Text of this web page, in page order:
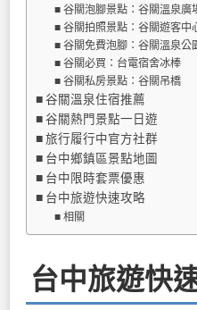
谷關泡腳景點：谷關溫泉廣
谷關拍照景點：谷關遊客中
谷關免費泡腳：谷關溫泉公
谷關必買：台電宿舍冰棒
谷關私房景點：谷關吊橋
谷關溫泉住宿推薦
谷關熱門景點一日遊
旅行履行中官方社群
台中鄉鎮區景點地圖
台中限時套票優惠
台中旅遊快速攻略
相關
台中旅遊快